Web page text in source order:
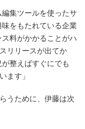
集ツールを使ったサ
をもたれている企業
料がかかることがハ
リリースが出てか
整えばすぐにでも
ます」
うために、伊藤は次